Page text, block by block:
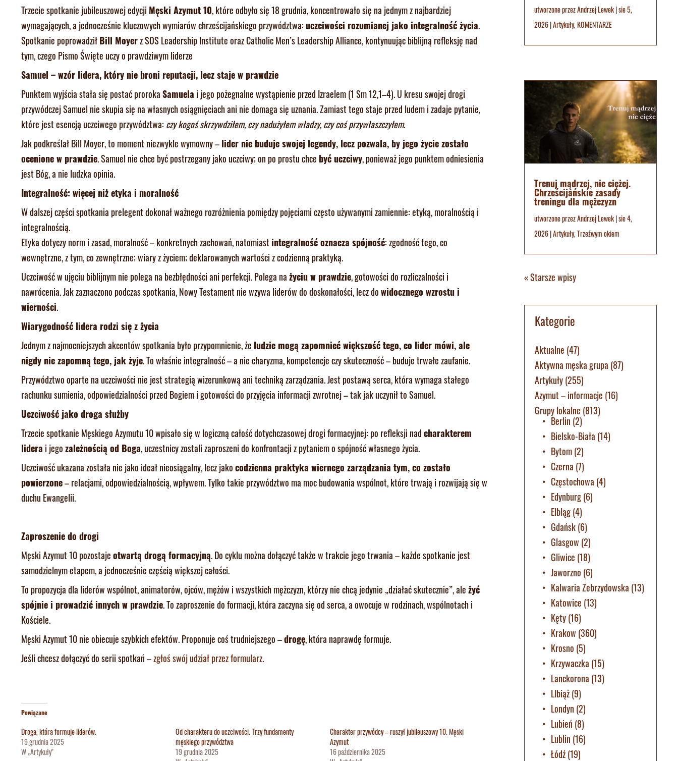
Trzecie spotkanie jubileuszowej edycji Męski Azymut 10, które odbyło się 18 grudnia, koncentrowało się na jednym z najbardziej
wymagających, a jednocześnie kluczowych wymiarów chrześcijańskiego przywództwa:uczciwości rozumianej jako integralność życia.
Spotkanie poprowadziłBill Moyerz SOS Leadership Institute oraz Catholic Men’s Leadership Alliance, kontynuując biblijną refleksję nad
tym, czego Pismo Święte uczy o prawdziwym liderze
Samuel – wzór lidera, który nie broni reputacji, lecz staje w prawdzie
Punktem wyjścia stała się postać prorokaSamuela i jego pożegnalne wystąpienie przed Izraelem (1 Sm 12,1–4). U kresu swojej drogi
przywódczej Samuel nie skupia się na własnych osiągnięciach ani nie domaga się uznania. Zamiast tego staje przed ludem i zadaje pytanie,
które jest esencją uczciwego przywództwa: czy kogoś skrzywdziłem, czy nadużyłem władzy, czy coś przywłaszczyłem.
Jak podkreślał Bill Moyer, to moment niezwykle wymowny –lider nie buduje swojej legendy, lecz pozwala, by jego życie zostało
ocenione w prawdzie. Samuel nie chce być postrzegany jako uczciwy; on po prostu chce być uczciwy, ponieważ jego punktem odniesienia
jest Bóg, a nie ludzka opinia.
Integralność: więcej niż etyka i moralność
W dalszej części spotkania prelegent dokonał ważnego rozróżnienia pomiędzy pojęciami często używanymi zamiennie: etyką, moralnością i
integralnością.
Etyka dotyczy norm i zasad, moralność – konkretnych zachowań, natomiastintegralność oznacza spójność: zgodność tego, co
wewnętrzne, z tym, co zewnętrzne; wiary z życiem; deklarowanych wartości z codzienną praktyką.
Uczciwość w ujęciu biblijnym nie polega na bezbłędności ani perfekcji. Polega nażyciu w prawdzie, gotowości do rozliczalności i
nawrócenia. Jak zaznaczono podczas spotkania, Nowy Testament nie wzywa liderów do doskonałości, lecz dowidocznego wzrostu i
wierności.
Wiarygodność lidera rodzi się z życia
Jednym z najmocniejszych akcentów spotkania było przypomnienie, że ludzie mogą zapomnieć większość tego, co lider mówi, ale
nigdy nie zapomną tego, jak żyje. To właśnie integralność – a nie charyzma, kompetencje czy skuteczność – buduje trwałe zaufanie.
Przywództwo oparte na uczciwości nie jest strategią wizerunkową ani techniką zarządzania. Jest postawą serca, która wymaga stałego
rachunku sumienia, odpowiedzialności przed Bogiem i gotowości do przyjęcia informacji zwrotnej – tak jak uczynił to Samuel.
Uczciwość jako droga służby
Trzecie spotkanie Męskiego Azymutu 10 wpisało się w logiczną całość dotychczasowej drogi formacyjnej: po refleksji nadcharakterem
lidera i jegozależnością od Boga, uczestnicy zostali zaproszeni do konfrontacji z pytaniem o spójność własnego życia.
Uczciwość ukazana została nie jako ideał nieosiągalny, lecz jakocodzienna praktyka wiernego zarządzania tym, co zostało
powierzone– relacjami, odpowiedzialnością, wpływem. Tylko takie przywództwo ma moc budowania wspólnot, które trwają i rozwijają się w
duchu Ewangelii.
Zaproszenie do drogi
Męski Azymut 10 pozostajeotwartą drogą formacyjną. Do cyklu można dołączyć także w trakcie jego trwania – każde spotkanie jest
samodzielnym etapem, a jednocześnie częścią większej całości.
To propozycja dla liderów wspólnot, animatorów, ojców, mężów i wszystkich mężczyzn, którzy nie chcą jedynie „działać skutecznie”, ależyć
spójnie i prowadzić innych w prawdzie. To zaproszenie do formacji, która zaczyna się od serca, a owocuje w rodzinach, wspólnotach i
Kościele.
Męski Azymut 10 nie obiecuje szybkich efektów. Proponuje coś trudniejszego –drogę, która naprawdę formuje.
Jeśli chcesz dołączyć do serii spotkań –zgłoś swój udział przez formularz.
Powiązane
Droga, która formuje liderów.
19 grudnia 2025
W „Artykuły"
Od charakteru do uczciwości. Trzy fundamenty
męskiego przywództwa
19 grudnia 2025
Charakter przywódcy – ruszył jubileuszowy 10. Męski
Azymut
16 października 2025
utworzone przezAndrzej Lewek|sie 5,
2026|Artykuły,KOMENTARZE
Trenuj mądrzej, nie ciężej.
Chrześcijańskie zasady
treningu dla mężczyzn
utworzone przezAndrzej Lewek|sie 4,
2026|Artykuły,Trzeźwym okiem
« Starsze wpisy
Kategorie
Aktualne (47)
Aktywna męska grupa (87)
Artykuły(255)
Azymut – informacje (16)
Grupy lokalne (813)
Berlin (2)
Bielsko-Biała (14)
Bytom(2)
Czerna (7)
Częstochowa (4)
Edynburg(6)
Elbląg(4)
Gdańsk(6)
Glasgow (2)
Gliwice (18)
Jaworzno (6)
Kalwaria Zebrzydowska (13)
Katowice (13)
Kęty(16)
Krakow (360)
Krosno (5)
Krzywaczka (15)
Lanckorona (13)
LIbiąż(9)
Londyn (2)
Lubień (8)
Lublin (16)
Łódź(19)